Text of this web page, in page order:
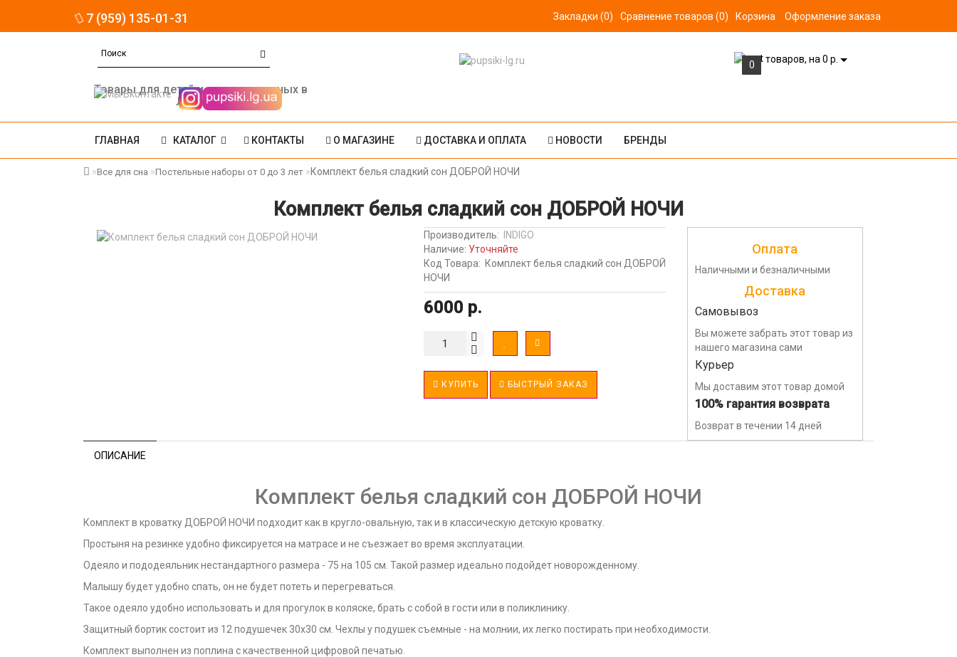
7 (959) 135-01-31 Закладки (0) Сравнение товаров (0) Корзина Оформление заказа
Товары для детей и новорожденных в
Луганске
0 товаров, на 0 р.
ГЛАВНАЯ КАТАЛОГ КОНТАКТЫ О МАГАЗИНЕ ДОСТАВКА И ОПЛАТА НОВОСТИ БРЕНДЫ
Все для сна Постельные наборы от 0 до 3 лет Комплект белья сладкий сон ДОБРОЙ НОЧИ
Комплект белья сладкий сон ДОБРОЙ НОЧИ
Производитель:
INDIGO
Наличие: Уточняйте
Код Товара: Комплект белья сладкий сон ДОБРОЙ
НОЧИ
6000 р.
КУПИТЬ БЫСТРЫЙ ЗАКАЗ
Оплата
Наличными и безналичными
Доставка
Самовывоз
Вы можете забрать этот товар из
нашего магазина сами
Курьер
Мы доставим этот товар домой
100% гарантия возврата
Возврат в течении 14 дней
ОПИСАНИЕ
Комплект белья сладкий сон ДОБРОЙ НОЧИ
Комплект в кроватку ДОБРОЙ НОЧИ подходит как в кругло-овальную, так и в классическую детскую кроватку.
Простыня на резинке удобно фиксируется на матрасе и не съезжает во время эксплуатации.
Одеяло и пододеяльник нестандартного размера - 75 на 105 см. Такой размер идеально подойдет новорожденному.
Малышу будет удобно спать, он не будет потеть и перегреваться.
Такое одеяло удобно использовать и для прогулок в коляске, брать с собой в гости или в поликлинику.
Защитный бортик состоит из 12 подушечек 30х30 см. Чехлы у подушек съемные - на молнии, их легко постирать при необходимости.
Комплект выполнен из поплина с качественной цифровой печатью.